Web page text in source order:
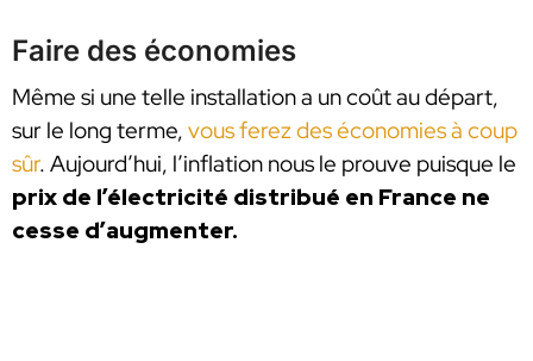
Faire des économies
Même si une telle installation a un coût au départ,
sur le long terme, vous ferez des économies à coup
sûr. Aujourd’hui, l’inflation nous le prouve puisque le
prix de l’électricité distribué en France ne
cesse d’augmenter.